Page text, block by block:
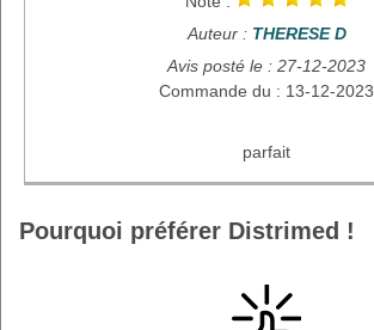
Auteur : THERESE D
Avis posté le : 27-12-2023
Commande du : 13-12-2023
parfait
Pourquoi préférer Distrimed !